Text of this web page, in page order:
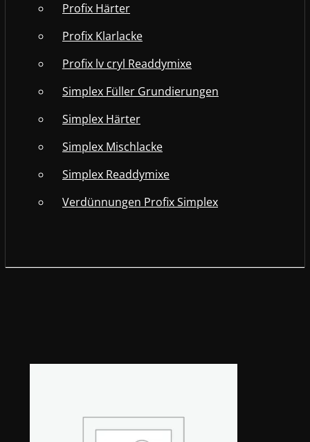
Profix Härter
Profix Klarlacke
Profix lv cryl Readdymixe
Simplex Füller Grundierungen
Simplex Härter
Simplex Mischlacke
Simplex Readdymixe
Verdünnungen Profix Simplex